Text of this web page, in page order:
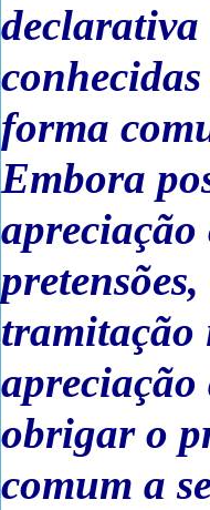
declarativa
forma
Embora
apreciação
tramitação
obrigar o
comum a